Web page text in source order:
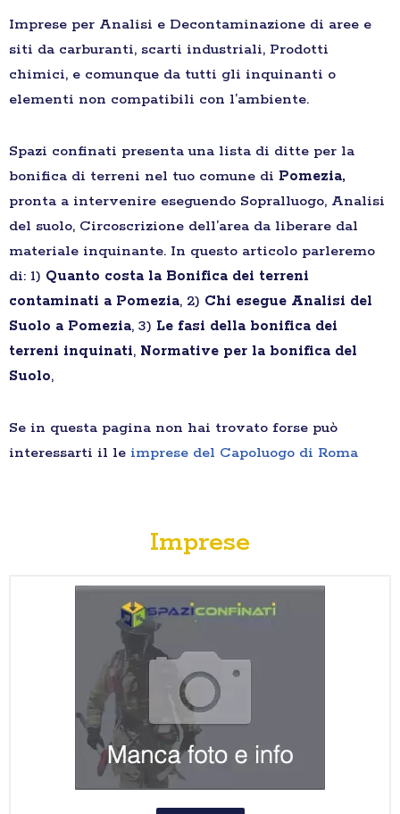
Imprese per Analisi e Decontaminazione di aree e
siti da carburanti, scarti industriali, Prodotti
chimici, e comunque da tutti gli inquinanti o
elementi non compatibili con l’ambiente.
Spazi confinati presenta una lista di ditte per la
bonifica di terreni nel tuo comune di Pomezia,
pronta a intervenire eseguendo Sopralluogo, Analisi
del suolo, Circoscrizione dell’area da liberare dal
materiale inquinante. In questo articolo parleremo
di: 1) Quanto costa la Bonifica dei terreni
contaminati a Pomezia, 2) Chi esegue Analisi del
Suolo a Pomezia, 3) Le fasi della bonifica dei
terreni inquinati, Normative per la bonifica del
Suolo,
Se in questa pagina non hai trovato forse può
interessarti il le imprese del Capoluogo di Roma
Imprese